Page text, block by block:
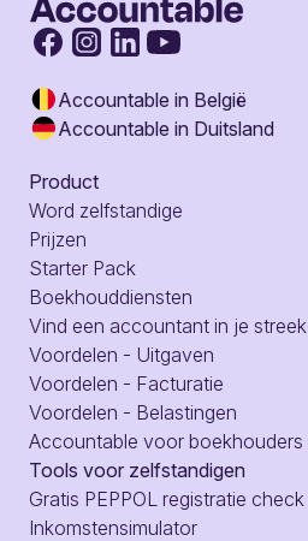
Accountable in België
Accountable in Duitsland
Product
Word zelfstandige
Prijzen
Starter Pack
Boekhouddiensten
Vind een accountant in je streek
Voordelen - Uitgaven
Voordelen - Facturatie
Voordelen - Belastingen
Accountable voor boekhouders
Tools voor zelfstandigen
Gratis PEPPOL registratie check
Inkomstensimulator